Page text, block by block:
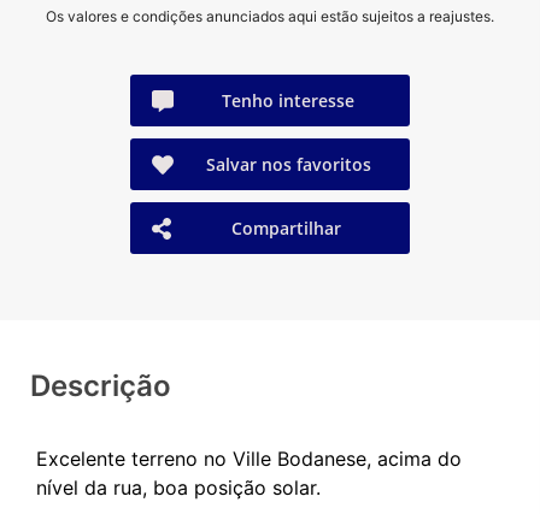
Os valores e condições anunciados aqui estão sujeitos a reajustes.
Tenho interesse
Salvar nos favoritos
Compartilhar
Descrição
Excelente terreno no Ville Bodanese, acima do
nível da rua, boa posição solar.